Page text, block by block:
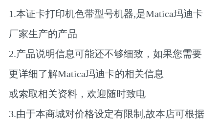
1.本证卡打印机色带型号机器,是Matica玛迪卡
厂家生产的产品
2.产品说明信息可能还不够细致，如果您需要
更详细了解Matica玛迪卡的相关信息
或索取相关资料，欢迎随时致电
3.由于本商城对价格设定有限制,故本店可根据